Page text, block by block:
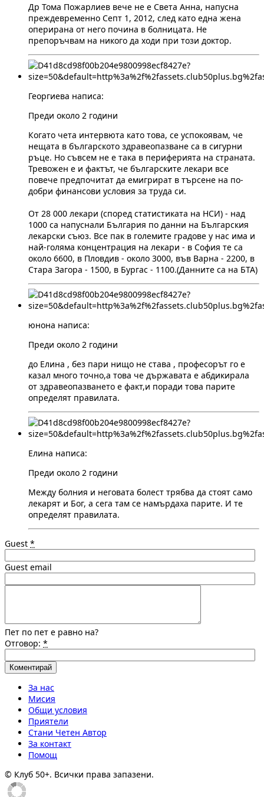
Др Тома Пожарлиев вече не е Света Анна, напусна
преждевременно Септ 1, 2012, след като една жена
оперирана от него почина в болницата. Не
препоръчвам на никого да ходи при този доктор.
Георгиева написа:
Преди около 2 години
Когато чета интервюта като това, се успокоявам, че
нещата в българското здравеопазване са в сигурни
ръце. Но съвсем не е така в периферията на страната.
Тревожен е и фактът, че българските лекари все
повече предпочитат да емигрират в търсене на по-
добри финансови условия за труда си.
От 28 000 лекари (според статистиката на НСИ) - над
1000 са напуснали България по данни на Българския
лекарски съюз. Все пак в големите градове у нас има и
най-голяма концентрация на лекари - в София те са
около 6600, в Пловдив - около 3000, във Варна - 2200, в
Стара Загора - 1500, в Бургас - 1100.(Данните са на БТА)
юнона написа:
Преди около 2 години
до Елина , без пари нищо не става , професорът го е
казал много точно,а това че държавата е абдикирала
от здравеопазването е факт,и поради това парите
определят правилата.
Елина написа:
Преди около 2 години
Между болния и неговата болест трябва да стоят само
лекарят и Бог, а сега там се намърдаха парите. И те
определят правилата.
Guest *
Guest email
Пет по пет е равно на?
Отговор: *
За нас
Мисия
Общи условия
Приятели
Стани Четен Автор
За контакт
Помощ
© Клуб 50+. Всички права запазени.